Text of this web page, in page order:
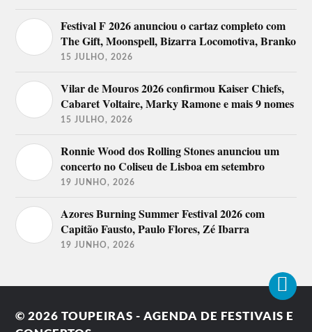
Festival F 2026 anunciou o cartaz completo com
The Gift, Moonspell, Bizarra Locomotiva, Branko
15 JULHO, 2026
Vilar de Mouros 2026 confirmou Kaiser Chiefs,
Cabaret Voltaire, Marky Ramone e mais 9 nomes
15 JULHO, 2026
Ronnie Wood dos Rolling Stones anunciou um
concerto no Coliseu de Lisboa em setembro
19 JUNHO, 2026
Azores Burning Summer Festival 2026 com
Capitão Fausto, Paulo Flores, Zé Ibarra
19 JUNHO, 2026
© 2026TOUPEIRAS - AGENDA DE FESTIVAIS E